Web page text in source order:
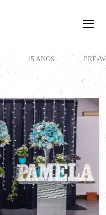
15 ANOS PRÉ-